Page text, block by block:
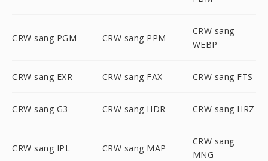
CRW sang PGM CRW sang PPM
CRW sang
WEBP
CRW sang EXR CRW sang FAX CRW sang FTS
CRW sang G3 CRW sang HDR CRW sang HRZ
CRW sang IPL CRW sang MAP
CRW sang
MNG